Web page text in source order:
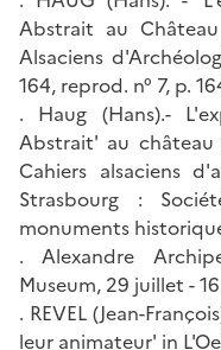
Abstrait au
Alsaciens
164, reprod. n° 7, p.
. Haug (Hans).-
Abstrait' au château
Cahiers alsaciens
Strasbourg :
monuments
. Alexandre
Museum, 29 juillet -
. REVEL (Jean-
leur animateur' in